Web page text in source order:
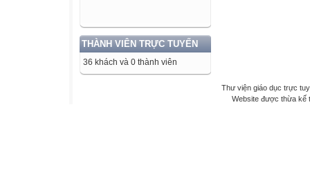
THÀNH VIÊN TRỰC TUYẾN
36 khách và 0 thành viên
Thư viện giáo dục trực
Website được thừa kế